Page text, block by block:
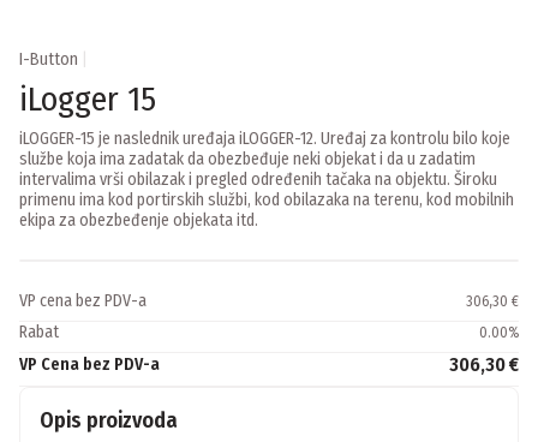
Usluge i rešenja
O nama
Zaposlenje
Lokacije
Kontakti
I-Button
iLogger 15
iLOGGER-15 je naslednik uređaja iLOGGER-12. Uređaj za kontrolu bilo koje
službe koja ima zadatak da obezbeđuje neki objekat i da u zadatim
intervalima vrši obilazak i pregled određenih tačaka na objektu. Široku
primenu ima kod portirskih službi, kod obilazaka na terenu, kod mobilnih
ekipa za obezbeđenje objekata itd.
VP cena bez PDV-a 306,30 €
Rabat 0.00%
VP Cena bez PDV-a 306,30 €
Opis proizvoda